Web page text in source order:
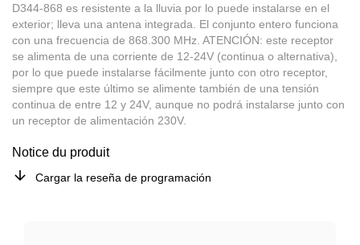
D344-868 es resistente a la lluvia por lo puede instalarse en el
exterior; lleva una antena integrada. El conjunto entero funciona
con una frecuencia de 868.300 MHz. ATENCIÓN: este receptor
se alimenta de una corriente de 12-24V (continua o alternativa),
por lo que puede instalarse fácilmente junto con otro receptor,
siempre que este último se alimente también de una tensión
continua de entre 12 y 24V, aunque no podrá instalarse junto con
un receptor de alimentación 230V.
Notice du produit
Cargar la reseña de programación